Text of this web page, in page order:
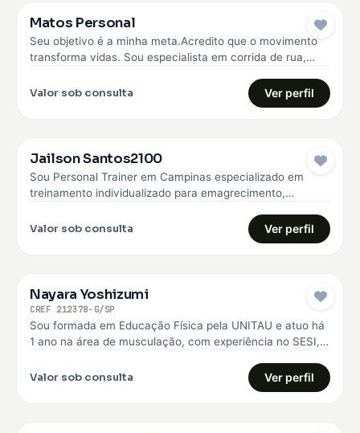
Matos Personal
Seu objetivo é a minha meta.Acredito que o movimento
transforma vidas. Sou especialista em corrida de rua,
Valor sob consulta Ver perfil
Jailson Santos2100
Sou Personal Trainer em Campinas especializado em
treinamento individualizado para emagrecimento,
alunos iniciantes e…
Valor sob consulta Ver perfil
Nayara Yoshizumi
CREF 212378-G/SP
Sou formada em Educação Física pela UNITAU e atuo há
1 ano na área de musculação, com experiência no SESI,…
Valor sob consulta Ver perfil